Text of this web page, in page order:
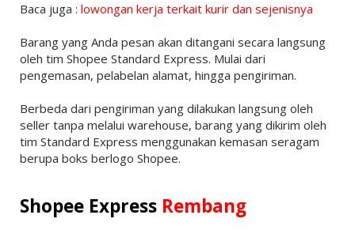
Baca juga : lowongan kerja terkait kurir dan sejenisnya
Barang yang Anda pesan akan ditangani secara langsung
oleh tim Shopee Standard Express. Mulai dari
pengemasan, pelabelan alamat, hingga pengiriman.
Berbeda dari pengiriman yang dilakukan langsung oleh
seller tanpa melalui warehouse, barang yang dikirim oleh
tim Standard Express menggunakan kemasan seragam
berupa boks berlogo Shopee.
Shopee Express Rembang